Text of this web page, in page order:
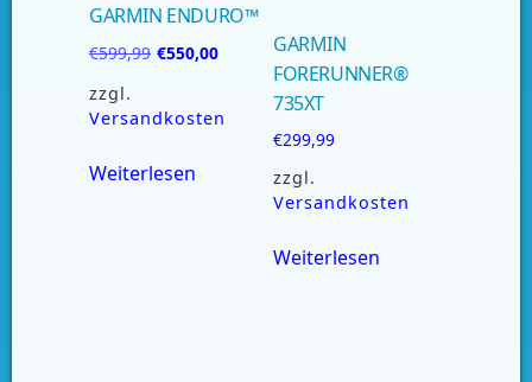
GARMIN ENDURO™
€599,99 €550,00
zzgl.
Versandkosten
Weiterlesen
GARMIN
FORERUNNER®
735XT
€299,99
zzgl.
Versandkosten
Weiterlesen